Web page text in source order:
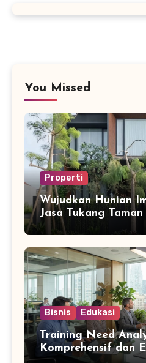
You Missed
Properti
Wujudkan Hunian
Jasa Tukang
Bisnis Edukasi
Training Need
Komprehensif dan